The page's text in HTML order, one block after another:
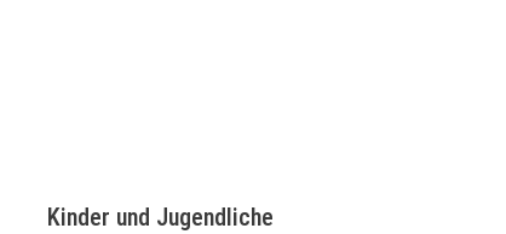
Kinder und Jugendliche